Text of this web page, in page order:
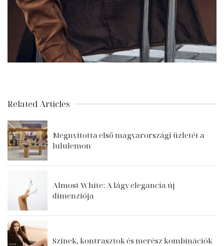
Related Articles
Megnyitotta első magyarországi üzletét a
lululemon
Almost White: A lágy elegancia új
dimenziója
Színek, kontrasztok és merész kombinációk